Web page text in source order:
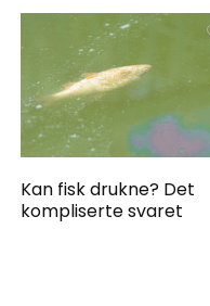
Kan fisk drukne? Det
kompliserte svaret